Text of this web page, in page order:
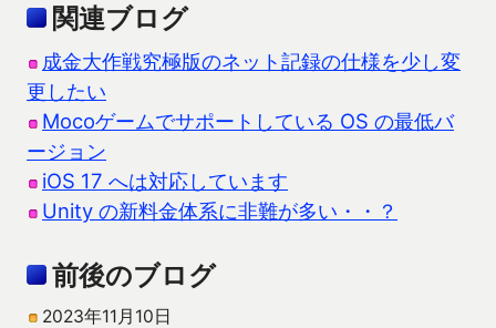
関連ブログ
成金大作戦究極版のネット記録の仕様を少し変
更したい
Mocoゲームでサポートしている OS の最低バ
ージョン
iOS 17 へは対応しています
Unity の新料金体系に非難が多い・・？
前後のブログ
2023年11月10日